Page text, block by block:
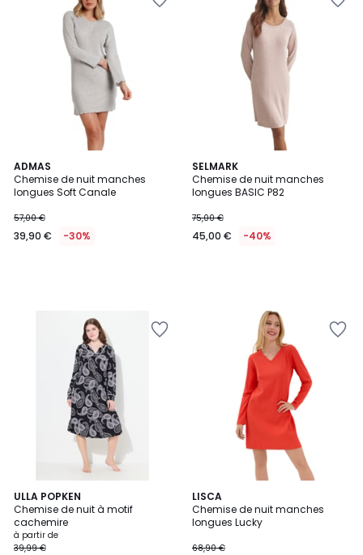
ADMAS
Chemise de nuit manches
longues Soft Canale
57,00 €
39,90 € -30%
SELMARK
Chemise de nuit manches
longues BASIC P82
75,00 €
45,00 € -40%
ULLA POPKEN
Chemise de nuit à motif
cachemire
à partir de
39,99 €
4
/
5
2
Couleurs
LISCA
Chemise de nuit manches
longues Lucky
68,90 €